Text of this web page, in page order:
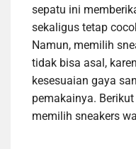
sepatu ini
sekaligus tetap
Namun, memilih
tidak bisa asal,
kesesuaian gaya
pemakainya.
memilih sneakers